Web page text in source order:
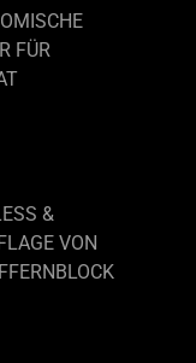
FÜR
&
VON